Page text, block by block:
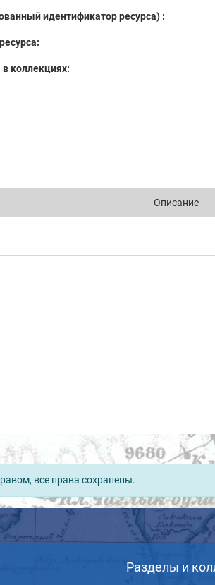
идентификатор ресурса) :
в коллекциях:
Описание
все права сохранены.
Разделы и